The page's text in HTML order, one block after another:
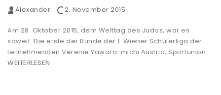
Alexander 2. November 2015
Am 28. Oktober 2015, dem Welttag des Judos, war es
soweit. Die erste der Runde der 1. Wiener Schülerliga der
teilnehmenden Vereine Yawara-michi Austria, Sportunion…
WEITERLESEN